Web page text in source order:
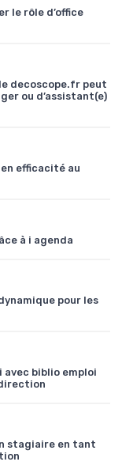
le rôle d’office
decoscope.fr peut
ou d’assistant(e)
efficacité au
à i agenda
pour les
biblio emploi
stagiaire en tant